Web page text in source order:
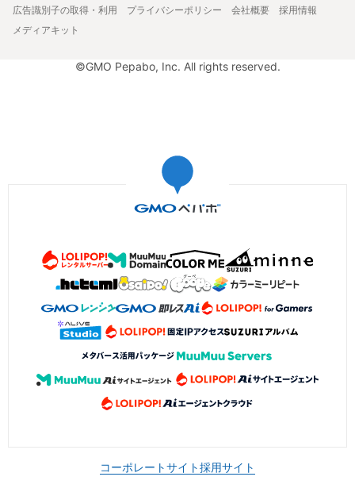
広告識別子の取得・利用
プライバシーポリシー 会社概要
採用情報
メディアキット
©GMO Pepabo, Inc. All rights reserved.
コーポレートサイト採用サイト